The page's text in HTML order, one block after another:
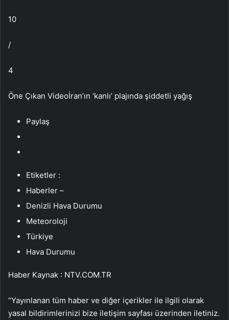
10
/
4
Öne Çıkan Videoİran’ın ‘kanlı’ plajında şiddetli yağış
Paylaş
Etiketler :
Haberler –
Denizli Hava Durumu
Meteoroloji
Türkiye
Hava Durumu
Haber Kaynak : NTV.COM.TR
“Yayınlanan tüm haber ve diğer içerikler ile ilgili olarak
yasal bildirimlerinizi bize iletişim sayfası üzerinden iletiniz.